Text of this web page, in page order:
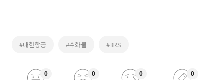
#대한항공 #수화물 #BRS
0 0 0 0